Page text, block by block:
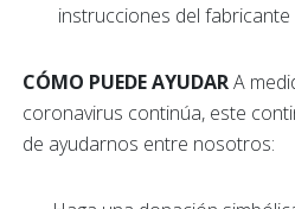
instrucciones del fabricante
CÓMO PUEDE AYUDARA
coronavirus continúa, este
de ayudarnos entre nosotros: